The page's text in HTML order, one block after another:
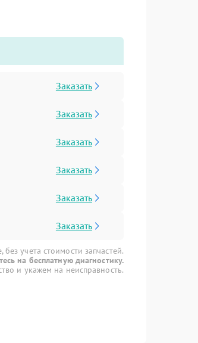
Заказать
Заказать
Заказать
Заказать
Заказать
Заказать
учета стоимости запчастей.
на бесплатную диагностику.
и укажем на неисправность.